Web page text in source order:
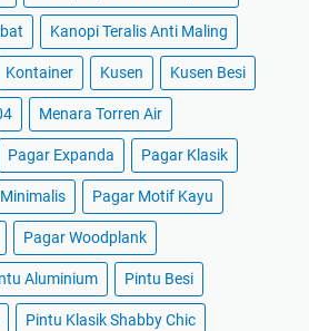
Kanopi Teralis Anti Maling
Kontainer Kusen Kusen Besi
Menara Torren Air
Pagar Expanda Pagar Klasik
Pagar Motif Kayu
Pagar Woodplank
Aluminium Pintu Besi
Pintu Klasik Shabby Chic